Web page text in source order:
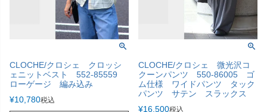
CLOCHE/クロシェ クロッシ
ェニットベスト 552-85559
ローゲージ 編み込み
¥10,780税込
CLOCHE/クロシェ 微光沢コ
クーンパンツ 550-86005 ゴ
ム仕様 ワイドパンツ タック
パンツ サテン スラックス
¥16,500税込